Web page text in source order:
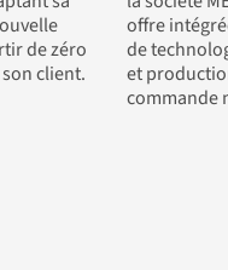
de zéro
client.
offre
de
et
commande